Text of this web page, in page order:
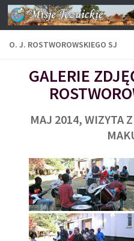
Przejdź do treści
O. J. ROSTWOROWSKIEGO SJ
GALERIE
MAJ 2014, WIZYTA